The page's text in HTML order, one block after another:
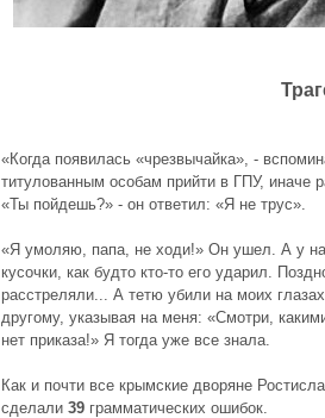
«Когда появилась «чрезвычайка», -
титулованным особам прийти в ГПУ, иначе
«Ты пойдешь?» - он ответил: «Я не трус».
«Я умоляю, папа, не ходи!» Он ушел. А у
кусочки, как будто кто-то его ударил.
расстреляли... А тетю убили на моих
другому, указывая на меня: «Смотри,
нет приказа!» Я тогда уже все знала.
Как и почти все крымские дворяне
сделали 39 грамматических ошибок.